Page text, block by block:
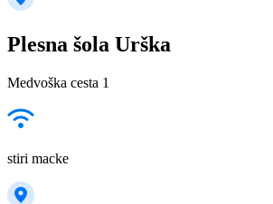
Plesna šola Urška
Medvoška cesta 1
stiri macke